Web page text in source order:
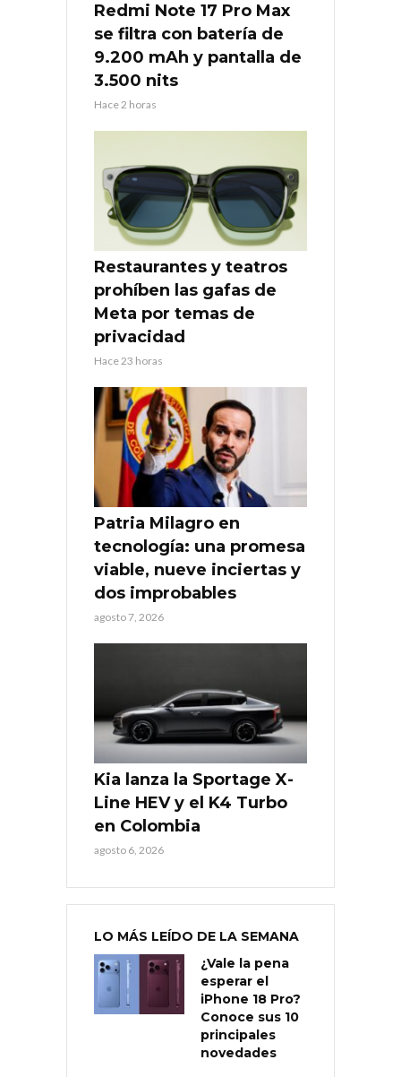
Redmi Note 17 Pro Max
se filtra con batería de
9.200 mAh y pantalla de
3.500 nits
Hace 2 horas
Restaurantes y teatros
prohíben las gafas de
Meta por temas de
privacidad
Hace 23 horas
Patria Milagro en
tecnología: una promesa
viable, nueve inciertas y
dos improbables
agosto 7, 2026
Kia lanza la Sportage X-
Line HEV y el K4 Turbo
en Colombia
agosto 6, 2026
LO MÁS LEÍDO DE LA SEMANA
¿Vale la pena
esperar el
iPhone 18 Pro?
Conoce sus 10
principales
novedades